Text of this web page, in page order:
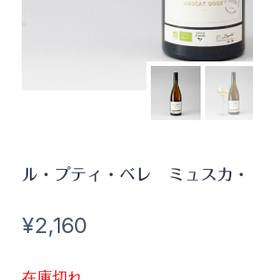
ル・プティ・ベレ ミュスカ・
¥2,160